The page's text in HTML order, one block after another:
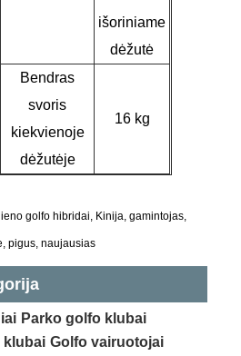
išoriniame
dėžutė
Bendras
svoris
kiekvienoje
dėžutėje
16 kg
golfo hibridai, Kinija, gamintojas,
pigus, naujausias
Parko golfo klubai
klubai Golfo vairuotojai